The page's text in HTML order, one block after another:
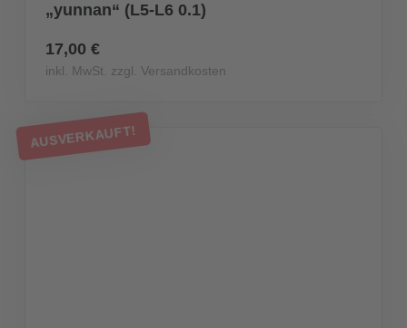
„yunnan“ (L5-L6 0.1)
17,00 €
inkl. MwSt. zzgl. Versandkosten
AUSVERKAUFT!